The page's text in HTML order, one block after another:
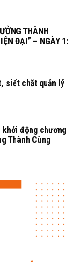
THÀNH
ĐẠI” – NGÀY 1:
siết chặt quản lý
khởi động chương
Thành Cùng